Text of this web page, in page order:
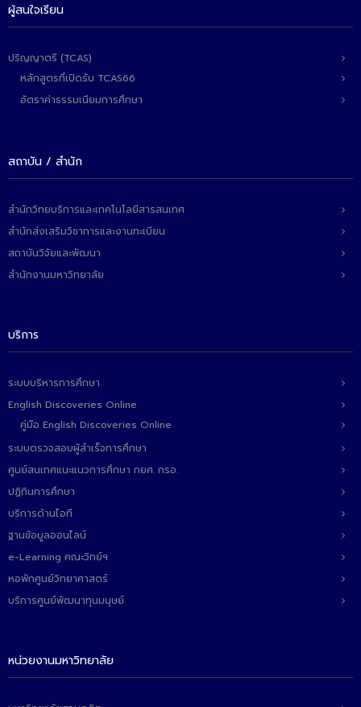
- - วิทยาศาสตร์ทั่วไป
- เทคโนโลยีบัณฑิต
- - เทคโนโลยีสารสนเทศ
- ศูนย์เครื่องมือปฏิบัติการวิทยาศาสตร์
สหกิจศึกษา
- กิจกรรม
- ข่าวประชาสัมพันธ์ภายนอก
วารสารคณะ
ผลงานคณะ
- ฐานข้อมูลงานวิจัย
- การจัดการความรู้ (KM Scitech)
- โครงการบริหารจัดการพื้นที่ 10 ไร่ ด้านหลังโรงสีข้าว
สวนดุสิต จังหวัดปราจีนบุรี
- ผลงาน/รางวัล
ผู้สนใจเรียน
ปริญญาตรี (TCAS)
หลักสูตรที่เปิดรับ TCAS66
อัตราค่าธรรมเนียมการศึกษา
สถาบัน / สำนัก
สำนักวิทยบริการและเทคโนโลยีสารสนเทศ
สำนักส่งเสริมวิชาการและงานทะเบียน
สถาบันวิจัยและพัฒนา
สำนักงานมหาวิทยาลัย
บริการ
ระบบบริหารการศึกษา
English Discoveries Online
คู่มือ English Discoveries Online
ระบบตรวจสอบผู้สำเร็จการศึกษา
ศูนย์สนเทศแนะแนวการศึกษา กยศ. กรอ.
ปฏิทินการศึกษา
บริการด้านไอที
ฐานข้อมูลออนไลน์
e-Learning คณะวิทย์ฯ
หอพักศูนย์วิทยาศาสตร์
บริการศูนย์พัฒนาทุนมนุษย์
หน่วยงานมหาวิทยาลัย